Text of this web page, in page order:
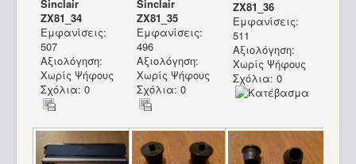
Sinclair
ZX81_34
Εμφανίσεις:
507
Αξιολόγηση:
Χωρίς Ψήφους
Σχόλια: 0
Sinclair
ZX81_35
Εμφανίσεις:
496
Αξιολόγηση:
Χωρίς Ψήφους
Σχόλια: 0
ZX81_36
Εμφανίσεις:
511
Αξιολόγηση:
Χωρίς Ψήφους
Σχόλια: 0